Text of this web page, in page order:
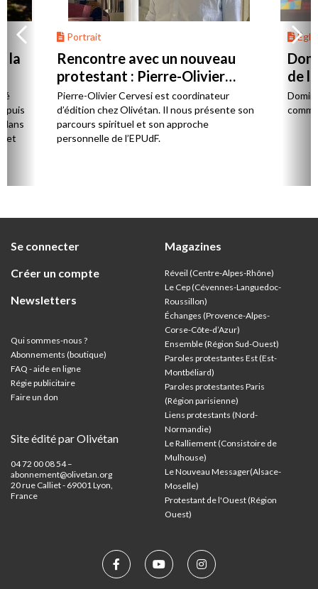
la
et
Portrait
Rencontre avec un nouveau
protestant : Pierre-Olivier
Cervesi
Pierre-Olivier Cervesi est coordinateur
d’édition chez Olivétan. Il nous présente son
parcours spirituel et son approche
personnelle de l’EPUdF.
de
Se connecter
Créer un compte
Newsletters
Qui sommes-nous ?
Abonnements (boutique)
FAQ - aide en ligne
Régie publicitaire
Faire un don
Site édité par Olivétan
04 72 00 08 54 –
abonnement@olivetan.org
20 rue Calliet - 69001 Lyon,
France
Magazines
Réveil (Centre-Alpes-Rhône)
Le Cep (Cévennes-Languedoc-
Roussillon)
Échanges (Provence-Alpes-
Corse-Côte-d’Azur)
Ensemble (Région Sud-Ouest)
Paroles protestantes Est (Est-
Montbéliard)
Paroles protestantes Paris
(Région parisienne)
Liens protestants (Nord-
Normandie)
Le Ralliement (Consistoire de
Mulhouse)
Le Nouveau Messager(Alsace-
Moselle)
Protestant de l'Ouest (Région
Ouest)